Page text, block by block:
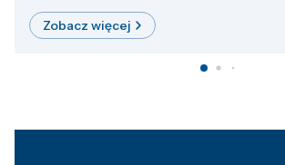
Zobacz więcej